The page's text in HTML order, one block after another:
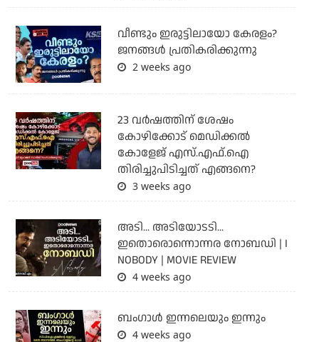
വീണ്ടും ഇരുട്ടിലായോ കേരളം?
ജനങ്ങൾ പ്രതികരിക്കുന്നു
2 weeks ago
23 വർഷത്തിന് ശേഷം
കോഴിക്കോട് മെഡിക്കൽ
കോളേജ് എസ്.എഫ്.ഐ
തിരിച്ചുപിടിച്ചത് എങ്ങനെ?
3 weeks ago
അടി... അടിയോടടി...
ഇതൊരൊന്നൊന്നര നോബഡി | I
NOBODY | MOVIE REVIEW
4 weeks ago
ബംഗാള്‍ ഇന്നലെയും ഇന്നും
4 weeks ago